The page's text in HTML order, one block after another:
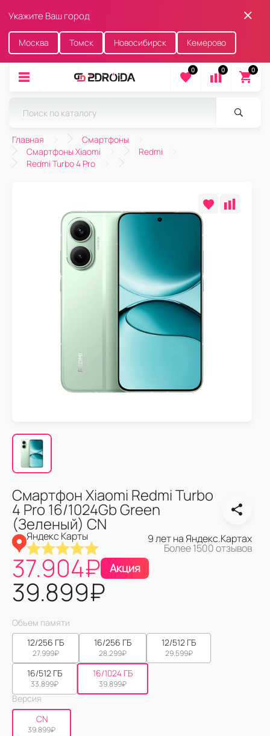
Укажите Ваш город
Москва Томск Новосибирск Кемерово
0 0 0
Главная
Смартфоны
Смартфоны Xiaomi
Redmi
Redmi Turbo 4 Pro
Смартфон Xiaomi Redmi Turbo
4 Pro 16/1024Gb Green
(Зеленый) CN
Яндекс Карты 9 лет на Яндекс.Картах
Более 1500 отзывов
37.904₽ Акция
39.899₽
Объем памяти
12/256 ГБ
27.999₽
16/256 ГБ
28.299₽
12/512 ГБ
29.599₽
16/512 ГБ
33.899₽
16/1024 ГБ
39.899₽
Версия
CN
39.899₽